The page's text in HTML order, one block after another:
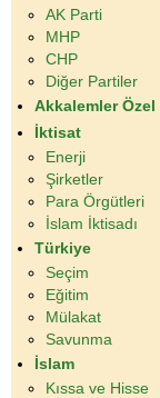
AK Parti
MHP
CHP
Diğer Partiler
Akkalemler Özel
İktisat
Enerji
Şirketler
Para Örgütleri
İslam İktisadı
Türkiye
Seçim
Eğitim
Mülakat
Savunma
İslam
Kıssa ve Hisse